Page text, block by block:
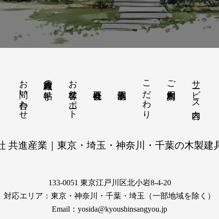
サービス内容
ご利用案内
こだわり
お客様サポート
建具職人の手帖
お問い合わせ
共進産業｜東京・埼玉・神奈川・千葉の木製建
133-0051 東京江戸川区北小岩8-4-20
対応エリア：東京・神奈川・千葉・埼玉（一部地域を除く）
Email：yosida@kyoushinsangyou.jp